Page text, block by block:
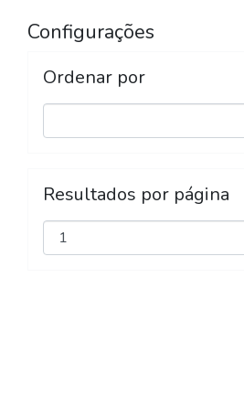
Configurações
Ordenar por
Resultados por página